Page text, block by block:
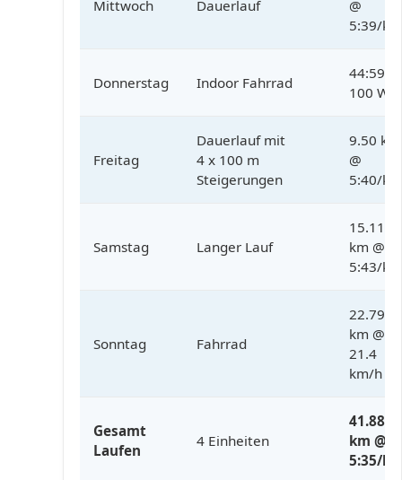
Mittwoch Dauerlauf
@
5:39/km
Donnerstag Indoor Fahrrad
44:59 @
100 W
Freitag
Dauerlauf mit
4 x 100 m
Steigerungen
9.50 km
@
5:40/km
Samstag Langer Lauf
15.11
km @
5:43/km
Sonntag Fahrrad
22.79
km @
21.4
km/h
Gesamt
Laufen
4 Einheiten
41.88
km @
5:35/